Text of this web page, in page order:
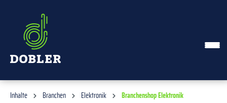
Inhalte Branchen Elektronik Branchenshop Elektronik